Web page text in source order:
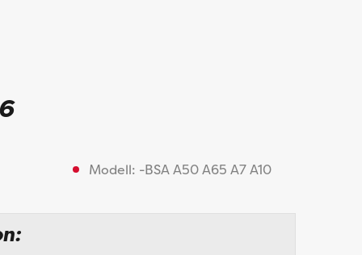
Modell: -BSA A50 A65 A7 A10